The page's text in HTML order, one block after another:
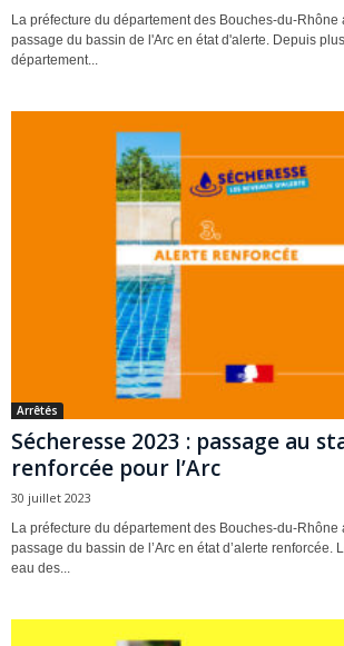
La préfecture du département des Bouches-du-Rhône
passage du bassin de l'Arc en état d'alerte. Depuis
département...
Arrêtés
Sécheresse 2023 : passage au
renforcée pour l’Arc
30 juillet 2023
La préfecture du département des Bouches-du-Rhône
passage du bassin de l’Arc en état d’alerte renforcée.
eau des...